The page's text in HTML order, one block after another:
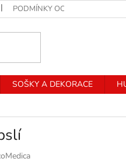
PODMÍNKY OCHRANY
SOŠKY A DEKORACE